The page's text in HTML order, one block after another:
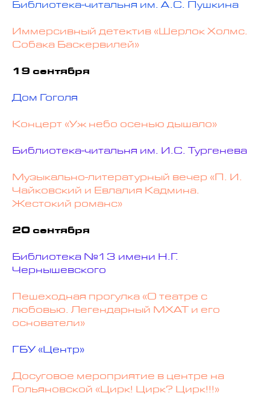
Библиотека-читальня им. А.С. Пушкина
Иммерсивный детектив «Шерлок Холмс.
Собака Баскервилей»
19 сентября
Дом Гоголя
Концерт «Уж небо осенью дышало»
Библиотека-читальня им. И.С. Тургенева
Музыкально-литературный вечер «П. И.
Чайковский и Евлалия Кадмина.
Жестокий романс»
20 сентября
Библиотека №13 имени Н.Г.
Чернышевского
Пешеходная прогулка «О театре с
любовью. Легендарный МХАТ и его
основатели»
ГБУ «Центр»
Досуговое мероприятие в центре на
Гольяновской «Цирк! Цирк? Цирк!!!»